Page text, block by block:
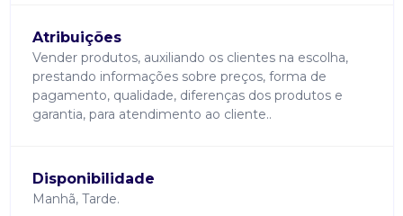
Atribuições
Vender produtos, auxiliando os clientes na escolha,
prestando informações sobre preços, forma de
pagamento, qualidade, diferenças dos produtos e
garantia, para atendimento ao cliente..
Disponibilidade
Manhã, Tarde.